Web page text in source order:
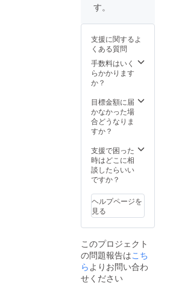
をご確
さい。
す。
支援に関するよ
くある質問
手数料はいく
らかかります
か？
目標金額に届
かなかった場
合どうなりま
すか？
支援で困った
時はどこに相
談したらいい
ですか？
ヘルプページを
見る
このプロジェクト
の問題報告はこち
らよりお問い合わ
せください